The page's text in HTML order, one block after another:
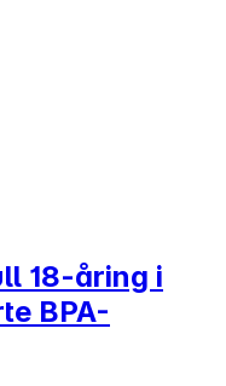
18-åring i
BPA-